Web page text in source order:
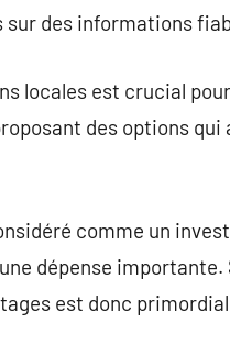
des informations
locales est crucial
des options
comme un
dépense
est donc